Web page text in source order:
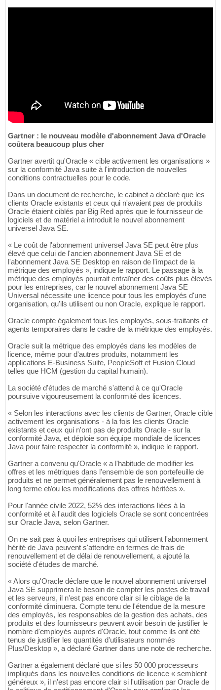
Gartner : le nouveau modèle d'abonnement Java d'Oracle
coûtera beaucoup plus cher
Gartner avertit qu'Oracle « cible activement les organisations »
sur la conformité Java suite à l'introduction de nouvelles
conditions contractuelles pour le code.
Dans un document de recherche, le cabinet a déclaré que les
clients Oracle existants et ceux qui n'avaient pas de produits
Oracle étaient ciblés par Big Red après que le fournisseur de
logiciels et de matériel a introduit le nouvel abonnement
universel Java SE.
« Le coût de l'abonnement universel Java SE peut être plus
élevé que celui de l'ancien abonnement Java SE et de
l'abonnement Java SE Desktop en raison de l'impact de la
métrique des employés », indique le rapport. Le passage à la
métrique des employés pourrait entraîner des coûts plus élevés
pour les entreprises, car le nouvel abonnement Java SE
Universal nécessite une licence pour tous les employés d'une
organisation, qu'ils utilisent ou non Oracle, explique le rapport.
Oracle compte également tous les employés, sous-traitants et
agents temporaires dans le cadre de la métrique des employés.
Oracle suit la métrique des employés dans les modèles de
licence, même pour d'autres produits, notamment les
applications E-Business Suite, PeopleSoft et Fusion Cloud
telles que HCM (gestion du capital humain).
La société d'études de marché s'attend à ce qu'Oracle
poursuive vigoureusement la conformité des licences.
« Selon les interactions avec les clients de Gartner, Oracle cible
activement les organisations - à la fois les clients Oracle
existants et ceux qui n'ont pas de produits Oracle - sur la
conformité Java, et déploie son équipe mondiale de licences
Java pour faire respecter la conformité », indique le rapport.
Gartner a convenu qu'Oracle « a l'habitude de modifier les
offres et les métriques dans l'ensemble de son portefeuille de
produits et ne permet généralement pas le renouvellement à
long terme et/ou les modifications des offres héritées ».
Pour l'année civile 2022, 52% des interactions liées à la
conformité et à l'audit des logiciels Oracle se sont concentrées
sur Oracle Java, selon Gartner.
On ne sait pas à quoi les entreprises qui utilisent l'abonnement
hérité de Java peuvent s'attendre en termes de frais de
renouvellement et de délai de renouvellement, a ajouté la
société d'études de marché.
« Alors qu'Oracle déclare que le nouvel abonnement universel
Java SE supprimera le besoin de compter les postes de travail
et les serveurs, il n'est pas encore clair si le ciblage de la
conformité diminuera. Compte tenu de l'étendue de la mesure
des employés, les responsables de la gestion des achats, des
produits et des fournisseurs peuvent avoir besoin de justifier le
nombre d'employés auprès d'Oracle, tout comme ils ont été
tenus de justifier les quantités d'utilisateurs nommés
Plus/Desktop », a déclaré Gartner dans une note de recherche.
Gartner a également déclaré que si les 50 000 processeurs
impliqués dans les nouvelles conditions de licence « semblent
généreux », il n'est pas encore clair si l'utilisation par Oracle de